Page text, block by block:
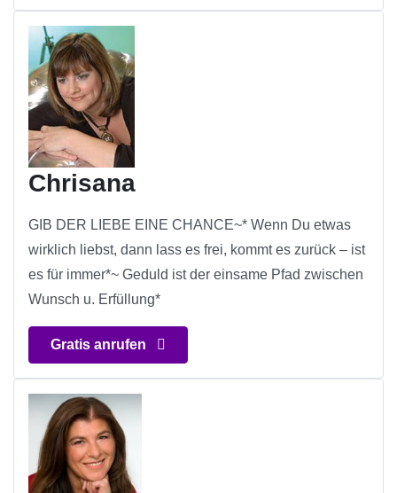
Chrisana
GIB DER LIEBE EINE CHANCE~* Wenn Du etwas
wirklich liebst, dann lass es frei, kommt es zurück – ist
es für immer*~ Geduld ist der einsame Pfad zwischen
Wunsch u. Erfüllung*
Gratis anrufen